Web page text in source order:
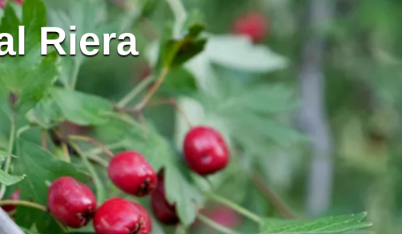
Riera